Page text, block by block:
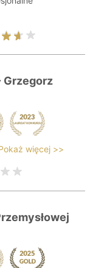
Grzegorz
więcej >>